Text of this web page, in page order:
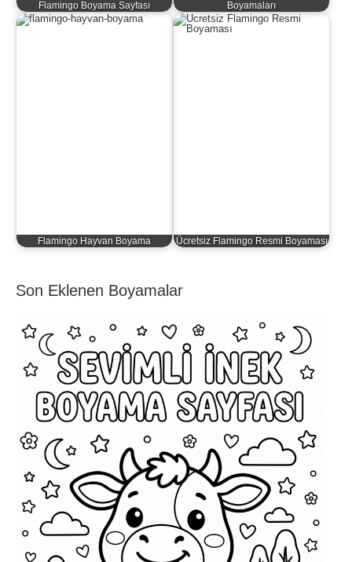
Flamingo Boyama Sayfası
Boyamaları
Flamingo Hayvan Boyama Ücretsiz Flamingo Resmi Boyaması
Son Eklenen Boyamalar